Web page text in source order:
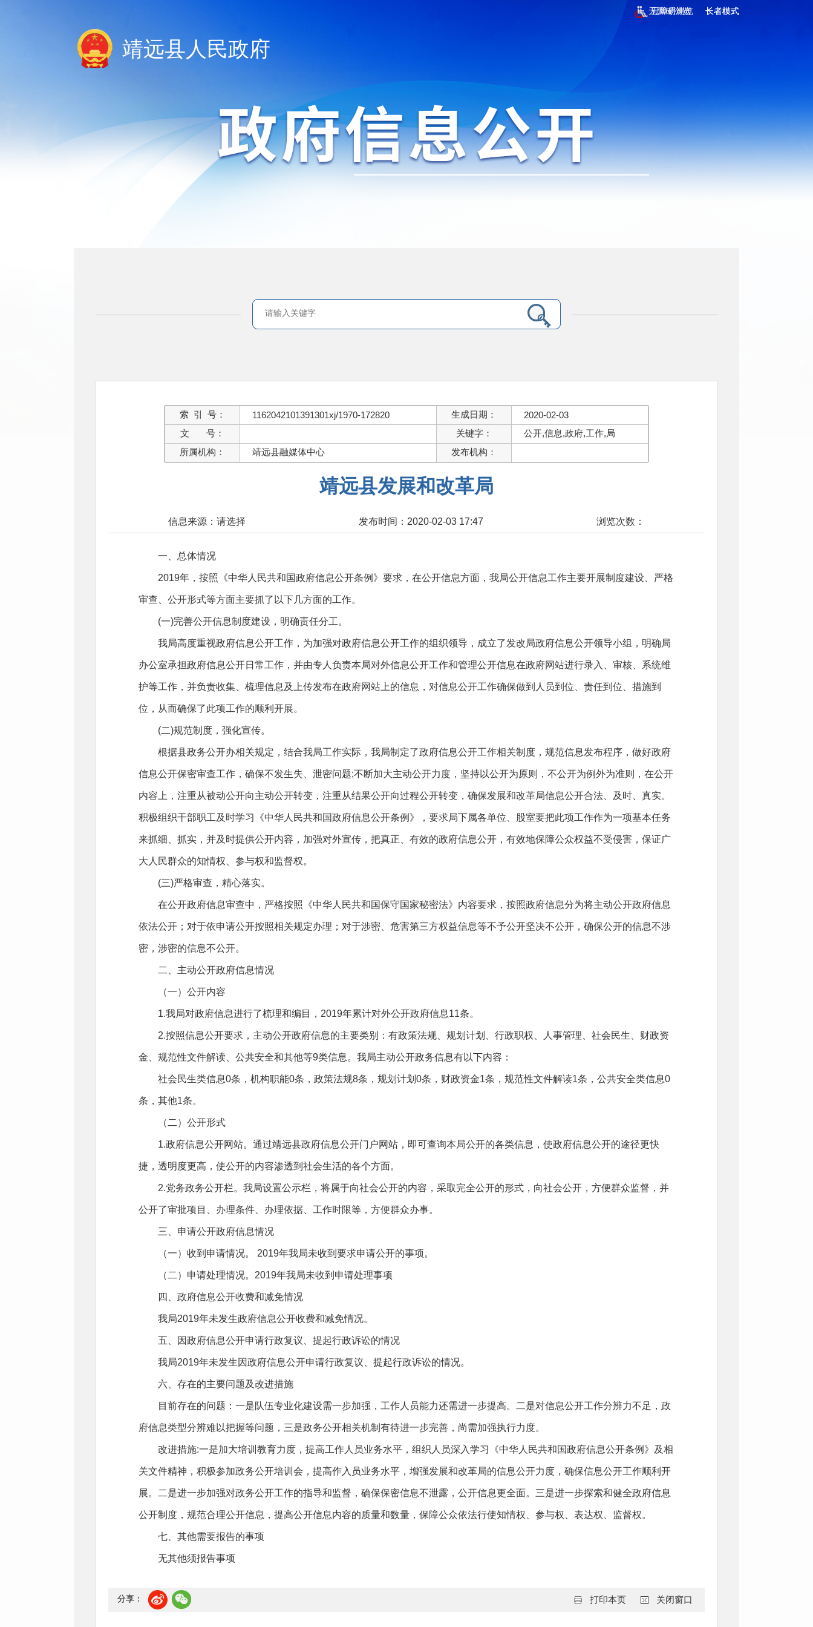
无障碍浏览 长者模式
无障碍浏览 长者模式
靖远县人民政府
索 引 号： 1162042101391301xj/1970-172820 生成日期：
2020-02-03
文 号：
关键字：
公开,信息,政府,工作,局
所属机构：
靖远县融媒体中心 发布机构：
靖远县发展和改革局
信息来源：请选择 发布时间：2020-02-03 17:47 浏览次数：
一、总体情况
2019年，按照《中华人民共和国政府信息公开条例》要求，在公开信息方面，我局公开信息工作主要开展制度建设、严格
审查、公开形式等方面主要抓了以下几方面的工作。
(一)完善公开信息制度建设，明确责任分工。
我局高度重视政府信息公开工作，为加强对政府信息公开工作的组织领导，成立了发改局政府信息公开领导小组，明确局
办公室承担政府信息公开日常工作，并由专人负责本局对外信息公开工作和管理公开信息在政府网站进行录入、审核、系统维
护等工作，并负责收集、梳理信息及上传发布在政府网站上的信息，对信息公开工作确保做到人员到位、责任到位、措施到
位，从而确保了此项工作的顺利开展。
(二)规范制度，强化宣传。
根据县政务公开办相关规定，结合我局工作实际，我局制定了政府信息公开工作相关制度，规范信息发布程序，做好政府
信息公开保密审查工作，确保不发生失、泄密问题;不断加大主动公开力度，坚持以公开为原则，不公开为例外为准则，在公开
内容上，注重从被动公开向主动公开转变，注重从结果公开向过程公开转变，确保发展和改革局信息公开合法、及时、真实。
积极组织干部职工及时学习《中华人民共和国政府信息公开条例》，要求局下属各单位、股室要把此项工作作为一项基本任务
来抓细、抓实，并及时提供公开内容，加强对外宣传，把真正、有效的政府信息公开，有效地保障公众权益不受侵害，保证广
大人民群众的知情权、参与权和监督权。
(三)严格审查，精心落实。
在公开政府信息审查中，严格按照《中华人民共和国保守国家秘密法》内容要求，按照政府信息分为将主动公开政府信息
依法公开；对于依申请公开按照相关规定办理；对于涉密、危害第三方权益信息等不予公开坚决不公开，确保公开的信息不涉
密，涉密的信息不公开。
二、主动公开政府信息情况
（一）公开内容
1.我局对政府信息进行了梳理和编目，2019年累计对外公开政府信息11条。
2.按照信息公开要求，主动公开政府信息的主要类别：有政策法规、规划计划、行政职权、人事管理、社会民生、财政资
金、规范性文件解读、公共安全和其他等9类信息。我局主动公开政务信息有以下内容：
社会民生类信息0条，机构职能0条，政策法规8条，规划计划0条，财政资金1条，规范性文件解读1条，公共安全类信息0
条，其他1条。
（二）公开形式
1.政府信息公开网站。通过靖远县政府信息公开门户网站，即可查询本局公开的各类信息，使政府信息公开的途径更快
捷，透明度更高，使公开的内容渗透到社会生活的各个方面。
2.党务政务公开栏。我局设置公示栏，将属于向社会公开的内容，采取完全公开的形式，向社会公开，方便群众监督，并
公开了审批项目、办理条件、办理依据、工作时限等，方便群众办事。
三、申请公开政府信息情况
（一）收到申请情况。 2019年我局未收到要求申请公开的事项。
（二）申请处理情况。2019年我局未收到申请处理事项
四、政府信息公开收费和减免情况
我局2019年未发生政府信息公开收费和减免情况。
五、因政府信息公开申请行政复议、提起行政诉讼的情况
我局2019年未发生因政府信息公开申请行政复议、提起行政诉讼的情况。
六、存在的主要问题及改进措施
目前存在的问题：一是队伍专业化建设需一步加强，工作人员能力还需进一步提高。二是对信息公开工作分辨力不足，政
府信息类型分辨难以把握等问题，三是政务公开相关机制有待进一步完善，尚需加强执行力度。
改进措施:一是加大培训教育力度，提高工作人员业务水平，组织人员深入学习《中华人民共和国政府信息公开条例》及相
关文件精神，积极参加政务公开培训会，提高作入员业务水平，增强发展和改革局的信息公开力度，确保信息公开工作顺利开
展。二是进一步加强对政务公开工作的指导和监督，确保保密信息不泄露，公开信息更全面。三是进一步探索和健全政府信息
公开制度，规范合理公开信息，提高公开信息内容的质量和数量，保障公众依法行使知情权、参与权、表达权、监督权。
七、其他需要报告的事项
无其他须报告事项
分享： 打印本页 关闭窗口